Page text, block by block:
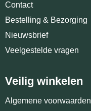
Contact
Bestelling & Bezorging
Nieuwsbrief
Veelgestelde vragen
Veilig winkelen
Algemene voorwaarden